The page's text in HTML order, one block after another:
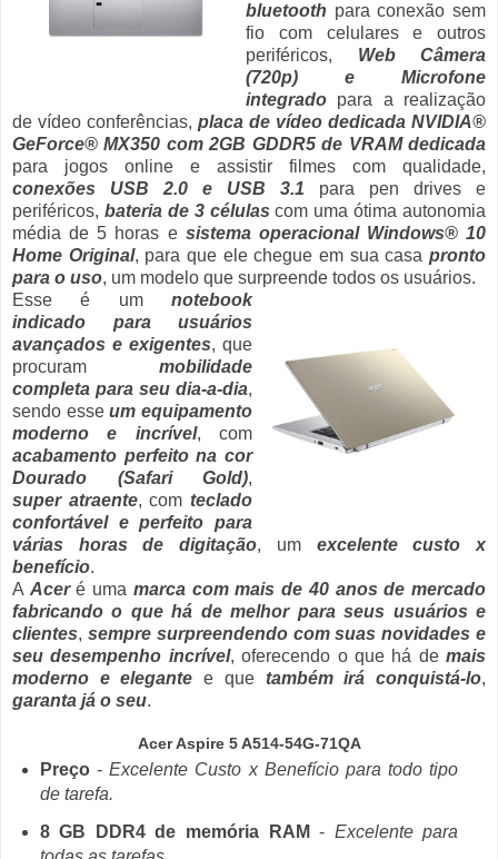
bluetooth para conexão sem
fio com celulares e outros
periféricos, Web Câmera
(720p) e Microfone
integrado para a realização
de vídeo conferências, placa de vídeo dedicada NVIDIA®
GeForce® MX350 com 2GB GDDR5 de VRAM dedicada
para jogos online e assistir filmes com qualidade,
conexões USB 2.0 e USB 3.1 para pen drives e
periféricos, bateria de 3 células com uma ótima autonomia
média de 5 horas e sistema operacional Windows® 10
Home Original, para que ele chegue em sua casapronto
para o uso, um modelo que surpreende todos os usuários.
Esse é um notebook
indicado para usuários
avançados e exigentes, que
procuram mobilidade
completa para seu dia-a-dia,
sendo esseum equipamento
moderno e incrível, com
acabamento perfeito na cor
Dourado (Safari Gold),
super atraente, comteclado
confortável e perfeito para
várias horas de digitação, um excelente custo x
benefício.
A Aceré uma marca com mais de 40 anos de mercado
fabricando o que há de melhor para seus usuários e
clientes, sempre surpreendendo com suas novidades e
seu desempenho incrível, oferecendo o que há de mais
moderno e elegante e que também irá conquistá-lo,
garanta já o seu.
Acer Aspire 5 A514-54G-71QA
Preço-Excelente Custo x Benefício para todo tipo
de tarefa.
8 GB DDR4 de memória RAM - Excelente para